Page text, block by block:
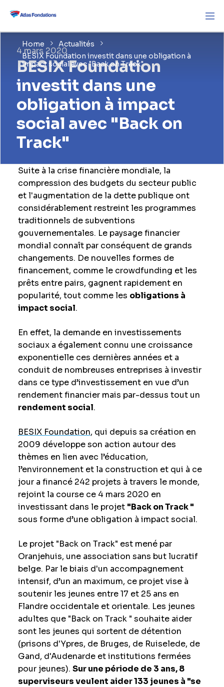
Home
Actualités
BESIX Foundation investit dans une obligation à
impact social avec "Back on Track"
4 mars 2020
BESIX Foundation
investit dans une
obligation à impact
social avec "Back on
Track"
Suite à la crise financière mondiale, la
compression des budgets du secteur public
et l'augmentation de la dette publique ont
considérablement restreint les programmes
traditionnels de subventions
gouvernementales. Le paysage financier
mondial connaît par conséquent de grands
changements. De nouvelles formes de
financement, comme le crowdfunding et les
prêts entre pairs, gagnent rapidement en
popularité, tout comme les obligations à
impact social.
En effet, la demande en investissements
sociaux a également connu une croissance
exponentielle ces dernières années et a
conduit de nombreuses entreprises à investir
dans ce type d’investissement en vue d’un
rendement financier mais par-dessus tout un
rendement social.
BESIX Foundation, qui depuis sa création en
2009 développe son action autour des
thèmes en lien avec l’éducation,
l’environnement et la construction et qui à ce
jour a financé 242 projets à travers le monde,
rejoint la course ce 4 mars 2020 en
investissant dans le projet "Back on Track "
sous forme d’une obligation à impact social.
Le projet "Back on Track" est mené par
Oranjehuis, une association sans but lucratif
belge. Par le biais d'un accompagnement
intensif, d’un an maximum, ce projet vise à
soutenir les jeunes entre 17 et 25 ans en
Flandre occidentale et orientale. Les jeunes
adultes que "Back on Track " souhaite aider
sont les jeunes qui sortent de détention
(prisons d'Ypres, de Bruges, de Ruiselede, de
Gand, d'Audenarde et institutions fermées
pour jeunes). Sur une période de 3 ans, 8
superviseurs veulent aider 133 jeunes à "se